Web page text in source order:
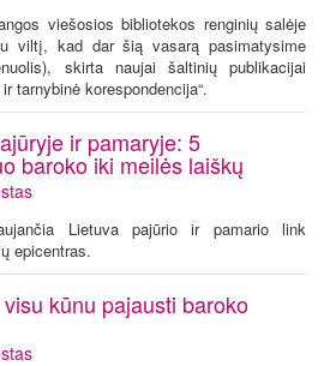
viešosios bibliotekos renginių salėje
viltį, kad dar šią vasarą pasimatysime
skirta naujai šaltinių publikacijai
tarnybinė korespondencija“.
ir pamaryje: 5
baroko iki meilės laiškų
Lietuva pajūrio ir pamario link
epicentras.
kūnu pajausti baroko